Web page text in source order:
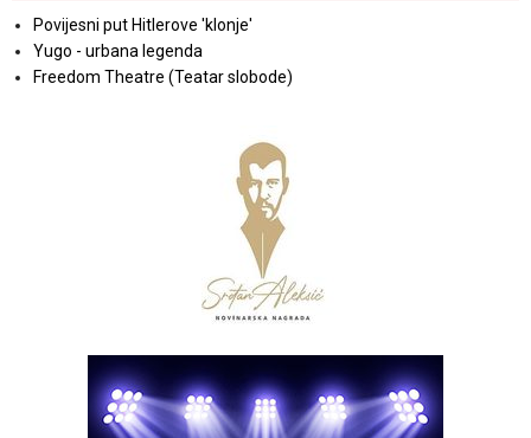
Povijesni put Hitlerove 'klonje'
Yugo - urbana legenda
Freedom Theatre (Teatar slobode)